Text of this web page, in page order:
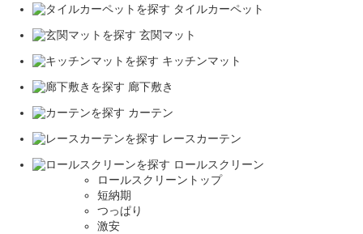
タイルカーペット
玄関マット
キッチンマット
廊下敷き
カーテン
レースカーテン
ロールスクリーン
ロールスクリーントップ
短納期
つっぱり
激安